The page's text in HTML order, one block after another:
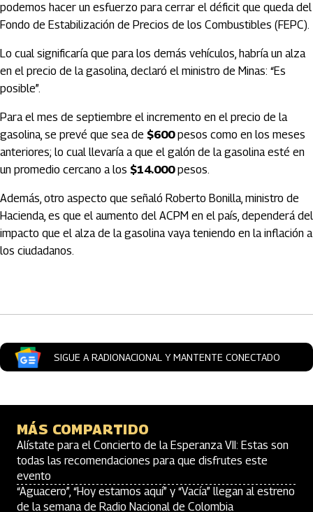
podemos hacer un esfuerzo para cerrar el déficit que queda del
Fondo de Estabilización de Precios de los Combustibles (FEPC).
Lo cual significaría que para los demás vehículos, habría un alza
en el precio de la gasolina, declaró el ministro de Minas: “Es
posible”.
Para el mes de septiembre el incremento en el precio de la
gasolina, se prevé que sea de $600pesos como en los meses
anteriores; lo cual llevaría a que el galón de la gasolina esté en
un promedio cercano a los $14.000pesos.
Además, otro aspecto que señaló Roberto Bonilla, ministro de
Hacienda, es que el aumento del ACPM en el país, dependerá del
impacto que el alza de la gasolina vaya teniendo en la inflación a
los ciudadanos.
SIGUE A RADIONACIONAL Y MANTENTE CONECTADO
MÁS COMPARTIDO
Alístate para el Concierto de la Esperanza VII: Estas son
todas las recomendaciones para que disfrutes este
evento
“Aguacero”, “Hoy estamos aquí” y “Vacía” llegan al estreno
de la semana de Radio Nacional de Colombia